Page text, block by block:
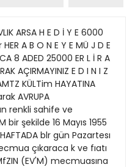
ARSA H E D İ Y E 6000
A B O N E Y E MÜ J D E
8 ADED 25000 ER L İ R A
AÇIRMAYINIZ E D I N I Z
KÜLTim HAYATINA
AVRUPA
renkli sahife ve
bir şekilde 16 Mayıs 1955
blr gün Pazartesı
çıkaraca k ve fıatı
(EV'M) mecmuasına